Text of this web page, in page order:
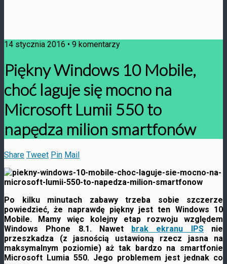
14 stycznia 2016 • 9 komentarzy
Piękny Windows 10 Mobile,
choć laguje się mocno na
Microsoft Lumii 550 to
napędza milion smartfonów
Share Tweet Pin Mail
Po kilku minutach zabawy trzeba sobie szczerze
powiedzieć, że naprawdę piękny jest ten Windows 10
Mobile. Mamy więc kolejny etap rozwoju względem
Windows Phone 8.1. Nawet brak ekranu IPSnie
przeszkadza (z jasnością ustawioną rzecz jasna na
maksymalnym poziomie) aż tak bardzo na smartfonie
Microsoft Lumia 550. Jego problemem jest jednak co